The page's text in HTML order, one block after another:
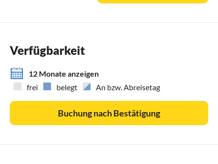
- Terrasse mit Esstisch und Stühlen
- Zwei einzelne Boxspringbetten
- Sitzecke mit zwei Stühlen, Esstisch und Fernseher
- Kochnische
Ausstattung und Zubehör:
- Digitales Fernsehen/SmartTV/Digitalradio
Verfügbarkeit
12 Monate anzeigen
frei
belegt An bzw. Abreisetag
Buchung nach Bestätigung